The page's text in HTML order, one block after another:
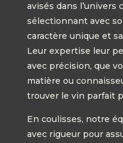
avisés dans l’univers
sélectionnant avec
caractère unique et
Leur expertise leur
avec précision, que
matière ou
trouver le vin parfait
En coulisses, notre
avec rigueur pour